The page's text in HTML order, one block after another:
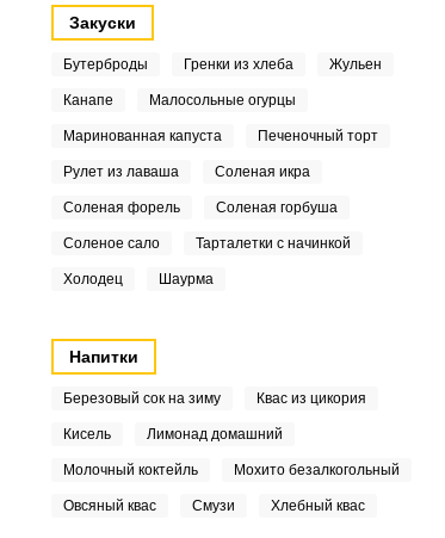
Закуски
Бутерброды Гренки из хлеба Жульен
Канапе Малосольные огурцы
Маринованная капуста Печеночный торт
Рулет из лаваша Соленая икра
Соленая форель Соленая горбуша
Соленое сало Тарталетки с начинкой
Холодец Шаурма
Напитки
Березовый сок на зиму Квас из цикория
Кисель Лимонад домашний
Молочный коктейль Мохито безалкогольный
Овсяный квас Смузи Хлебный квас